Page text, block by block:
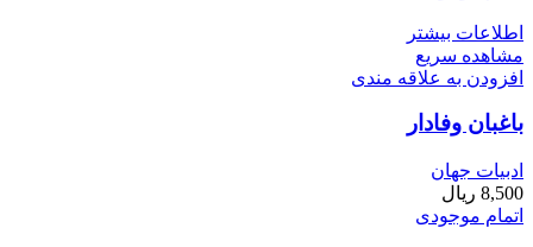
اطلاعات بیشتر
مشاهده سریع
افزودن به علاقه مندی
باغبان وفادار
ادبیات جهان
8,500 ریال
اتمام موجودی